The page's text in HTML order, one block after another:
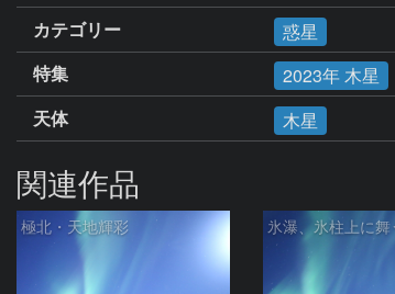
カテゴリー
惑星
特集
2023年 木星
天体
木星
関連作品
極北・天地輝彩 氷瀑、氷柱上に